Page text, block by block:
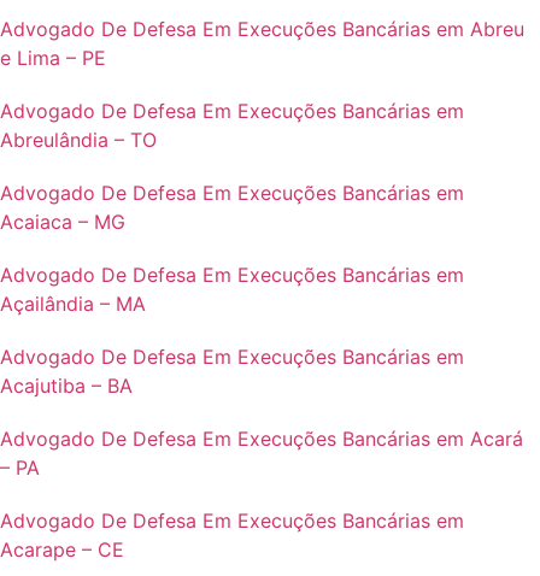
Advogado De Defesa Em Execuções Bancárias em Abreu
e Lima – PE
Advogado De Defesa Em Execuções Bancárias em
Abreulândia – TO
Advogado De Defesa Em Execuções Bancárias em
Acaiaca – MG
Advogado De Defesa Em Execuções Bancárias em
Açailândia – MA
Advogado De Defesa Em Execuções Bancárias em
Acajutiba – BA
Advogado De Defesa Em Execuções Bancárias em Acará
– PA
Advogado De Defesa Em Execuções Bancárias em
Acarape – CE